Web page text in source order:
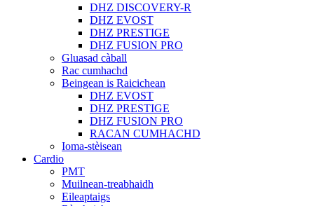
DHZ DISCOVERY-R
DHZ EVOST
DHZ PRESTIGE
DHZ FUSION PRO
Gluasad càball
Rac cumhachd
Beingean is Raicichean
DHZ EVOST
DHZ PRESTIGE
DHZ FUSION PRO
RACAN CUMHACHD
Ioma-stèisean
Cardio
PMT
Muilnean-treabhaidh
Eileaptaigs